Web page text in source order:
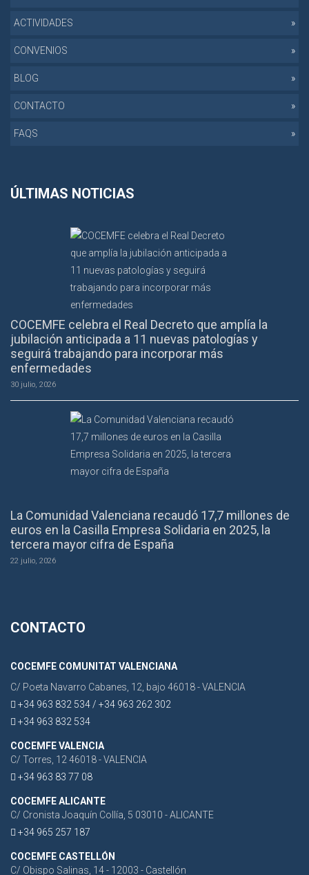
ACTIVIDADES
CONVENIOS
BLOG
CONTACTO
FAQS
ÚLTIMAS NOTICIAS
COCEMFE celebra el Real Decreto que amplía la
jubilación anticipada a 11 nuevas patologías y
seguirá trabajando para incorporar más
enfermedades
30 julio, 2026
La Comunidad Valenciana recaudó 17,7 millones de
euros en la Casilla Empresa Solidaria en 2025, la
tercera mayor cifra de España
22 julio, 2026
CONTACTO
COCEMFE COMUNITAT VALENCIANA
C/ Poeta Navarro Cabanes, 12, bajo 46018 - VALENCIA
+34 963 832 534 / +34 963 262 302
+34 963 832 534
COCEMFE VALENCIA
C/ Torres, 12 46018 - VALENCIA
+34 963 83 77 08
COCEMFE ALICANTE
C/ Cronista Joaquín Collía, 5 03010 - ALICANTE
+34 965 257 187
COCEMFE CASTELLÓN
C/ Obispo Salinas, 14 - 12003 - Castellón